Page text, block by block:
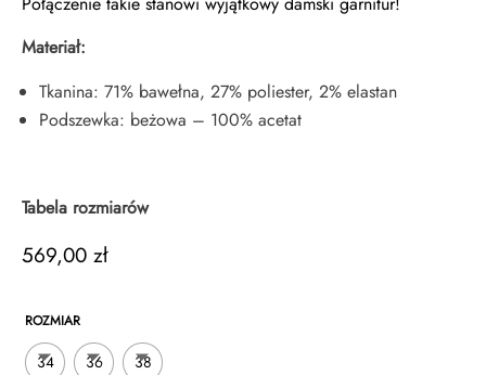
Materiał:
Tkanina: 71% bawełna, 27% poliester, 2% elastan
Podszewka: beżowa – 100% acetat
Tabela rozmiarów
569,00 zł
ROZMIAR
34 36 38